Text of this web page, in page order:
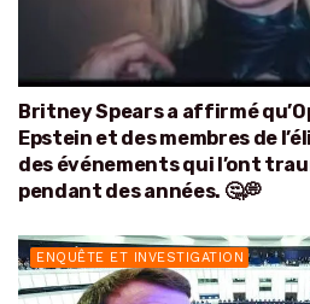
Britney Spears a affirmé
Epstein et des membres de
des événements qui l’ont
pendant des années. 🤔💭
ENQUÊTE ET INVESTIGATION